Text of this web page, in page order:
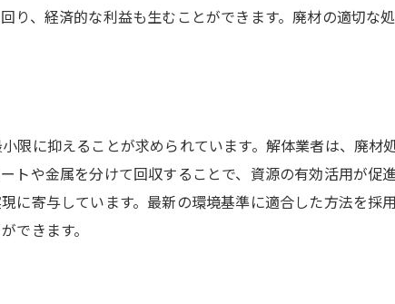
り、経済的な利益も生むことができます。廃材の適切な
限に抑えることが求められています。解体業者は、廃材
トや金属を分けて回収することで、資源の有効活用が促
に寄与しています。最新の環境基準に適合した方法を採
できます。